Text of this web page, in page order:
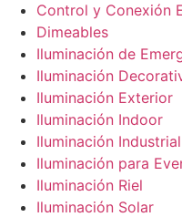
Control y Conexión
Dimeables
Iluminación de
Iluminación
Iluminación Exterior
Iluminación Indoor
Iluminación Industrial
Iluminación para
Iluminación Riel
Iluminación Solar